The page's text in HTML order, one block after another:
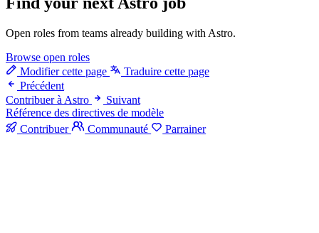
Open roles from teams already building with Astro.
Browse open roles
Modifier cette page
Traduire cette page
Précédent
Contribuer à Astro
Suivant
Référence des directives de modèle
Contribuer
Communauté Parrainer